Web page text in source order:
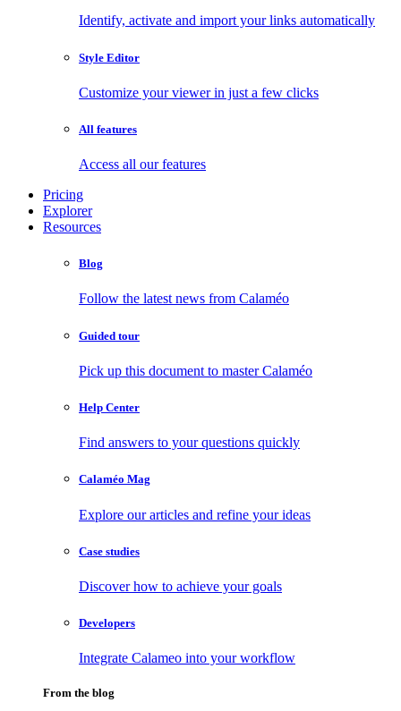
Identify, activate and import your links automatically
Style Editor
Customize your viewer in just a few clicks
All features
Access all our features
Pricing
Explorer
Resources
Blog
Follow the latest news from Calaméo
Guided tour
Pick up this document to master Calaméo
Help Center
Find answers to your questions quickly
Calaméo Mag
Explore our articles and refine your ideas
Case studies
Discover how to achieve your goals
Developers
Integrate Calameo into your workflow
From the blog